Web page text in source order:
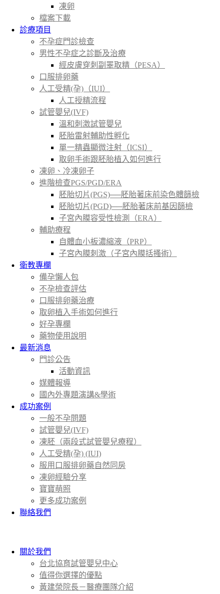
凍卵
檔案下載
診療項目
不孕症門診檢查
男性不孕症之診斷及治療
經皮膚穿刺副睪取精（PESA）
口服排卵藥
人工受精(孕)（IUI）
人工授精流程
試管嬰兒(IVF)
溫和刺激試管嬰兒
胚胎雷射輔助性孵化
單一精蟲顯微注射（ICSI）
取卵手術跟胚胎植入如何進行
凍卵、冷凍卵子
進階檢查PGS/PGD/ERA
胚胎切片(PGS)──胚胎著床前染色體篩檢
胚胎切片(PGD)──胚胎著床前基因篩檢
子宮內膜容受性檢測（ERA）
輔助療程
自體血小板濃縮液（PRP）
子宮內膜刺激（子宮內膜括搔術）
衛教專欄
備孕懶人包
不孕檢查評估
口服排卵藥治療
取卵植入手術如何進行
好孕專欄
藥物使用說明
最新消息
門診公告
活動資訊
媒體報導
國內外專題演講&學術
成功案例
一般不孕問題
試管嬰兒(IVF)
凍胚（兩段式試管嬰兒療程）
人工受精(孕) (IUI)
服用口服排卵藥自然同房
凍卵經驗分享
寶寶萌照
更多成功案例
聯絡我們
關於我們
台北協育試管嬰兒中心
值得你選擇的優點
黃建榮院長－醫療團隊介紹